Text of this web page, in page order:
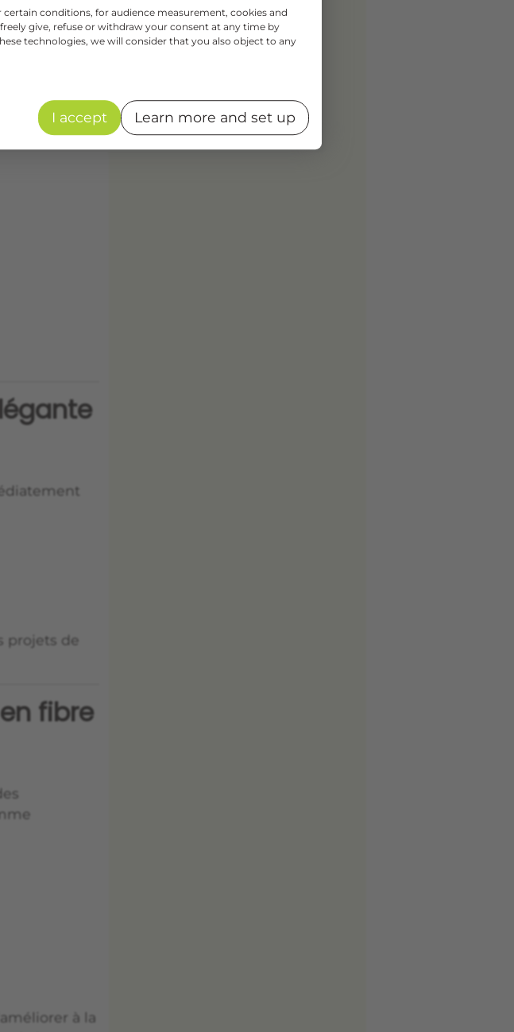
projets de
fibre
à la
conditions, for audience measurement, cookies and
give, refuse or withdraw your consent at any time by
technologies, we will consider that you also object to any
I accept Learn more and set up